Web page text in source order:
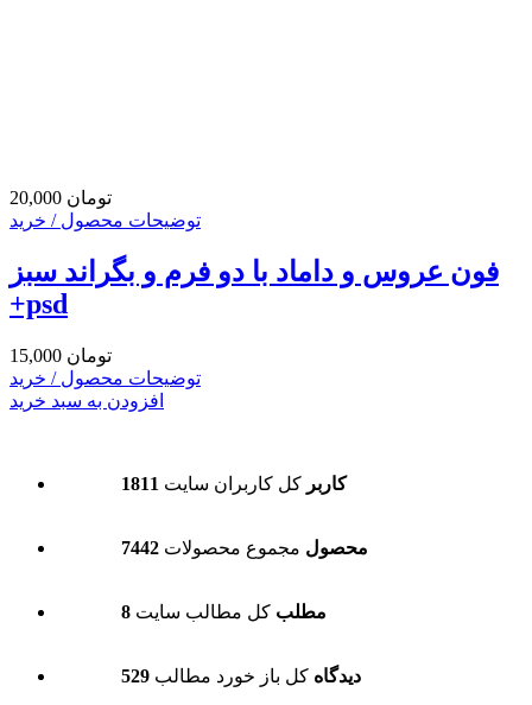
20,000 تومان
توضیحات محصول / خرید
فون عروس و داماد با دو فرم و بگراند سبز
+psd
15,000 تومان
توضیحات محصول / خرید
افزودن به سبد خرید
1811 کاربر کل کاربران سایت
7442 محصول مجموع محصولات
8 مطلب کل مطالب سایت
529 دیدگاه کل باز خورد مطالب